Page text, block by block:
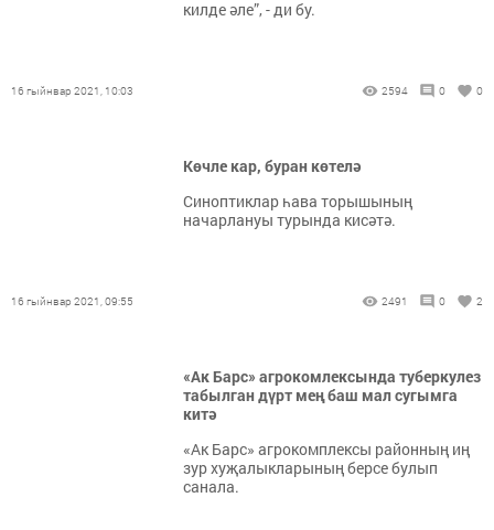
килде әле”, - ди бу.
16 гыйнвар 2021, 10:03 2594 0 0
Көчле кар, буран көтелә
Синоптиклар һава торышының
начарлануы турында кисәтә.
16 гыйнвар 2021, 09:55 2491 0 2
«Ак Барс» агрокомлексында туберкулез
табылган дүрт мең баш мал сугымга
китә
«Ак Барс» агрокомплексы районның иң
зур хуҗалыкларының берсе булып
санала.